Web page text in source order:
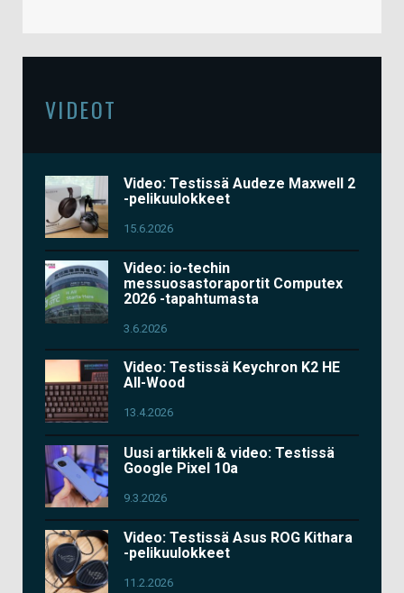
VIDEOT
Video: Testissä Audeze Maxwell 2
-pelikuulokkeet
15.6.2026
Video: io-techin
messuosastoraportit Computex
2026 -tapahtumasta
3.6.2026
Video: Testissä Keychron K2 HE
All-Wood
13.4.2026
Uusi artikkeli & video: Testissä
Google Pixel 10a
9.3.2026
Video: Testissä Asus ROG Kithara
-pelikuulokkeet
11.2.2026